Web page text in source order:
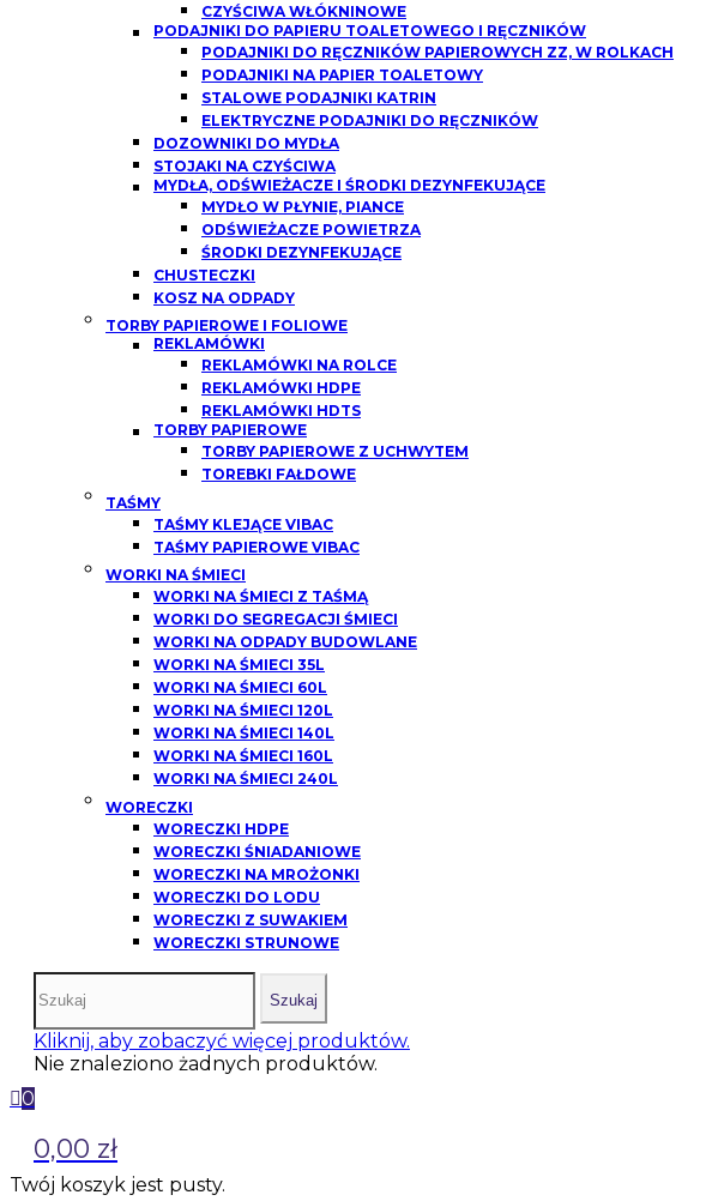
CZYŚCIWA WŁÓKNINOWE
PODAJNIKI DO PAPIERU TOALETOWEGO I RĘCZNIKÓW
PODAJNIKI DO RĘCZNIKÓW PAPIEROWYCH ZZ, W ROLKACH
PODAJNIKI NA PAPIER TOALETOWY
STALOWE PODAJNIKI KATRIN
ELEKTRYCZNE PODAJNIKI DO RĘCZNIKÓW
DOZOWNIKI DO MYDŁA
STOJAKI NA CZYŚCIWA
MYDŁA, ODŚWIEŻACZE I ŚRODKI DEZYNFEKUJĄCE
MYDŁO W PŁYNIE, PIANCE
ODŚWIEŻACZE POWIETRZA
ŚRODKI DEZYNFEKUJĄCE
CHUSTECZKI
KOSZ NA ODPADY
TORBY PAPIEROWE I FOLIOWE
REKLAMÓWKI
REKLAMÓWKI NA ROLCE
REKLAMÓWKI HDPE
REKLAMÓWKI HDTS
TORBY PAPIEROWE
TORBY PAPIEROWE Z UCHWYTEM
TOREBKI FAŁDOWE
TAŚMY
TAŚMY KLEJĄCE VIBAC
TAŚMY PAPIEROWE VIBAC
WORKI NA ŚMIECI
WORKI NA ŚMIECI Z TAŚMĄ
WORKI DO SEGREGACJI ŚMIECI
WORKI NA ODPADY BUDOWLANE
WORKI NA ŚMIECI 35L
WORKI NA ŚMIECI 60L
WORKI NA ŚMIECI 120L
WORKI NA ŚMIECI 140L
WORKI NA ŚMIECI 160L
WORKI NA ŚMIECI 240L
WORECZKI
WORECZKI HDPE
WORECZKI ŚNIADANIOWE
WORECZKI NA MROŻONKI
WORECZKI DO LODU
WORECZKI Z SUWAKIEM
WORECZKI STRUNOWE
Szukaj
Kliknij, aby zobaczyć więcej produktów.
Nie znaleziono żadnych produktów.
0
0,00 zł
Twój koszyk jest pusty.